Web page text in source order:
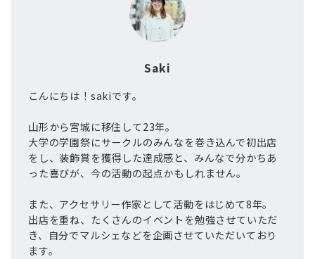
Saki
こんにちは！sakiです。
山形から宮城に移住して23年。
大学の学園祭にサークルのみんなを巻き込んで初出店
をし、装飾賞を獲得した達成感と、みんなで分かちあ
った喜びが、今の活動の起点かもしれません。
また、アクセサリー作家として活動をはじめて8年。
出店を重ね、たくさんのイベントを勉強させていただ
き、自分でマルシェなどを企画させていただいており
ます。